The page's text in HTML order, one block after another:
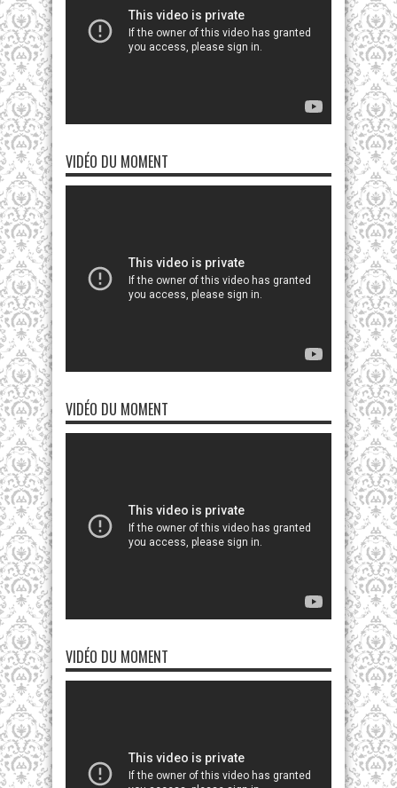
VIDÉO DU MOMENT
VIDÉO DU MOMENT
VIDÉO DU MOMENT